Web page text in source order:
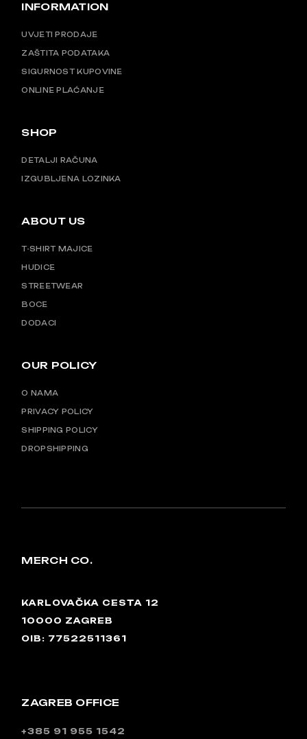
INFORMATION
UVJETI PRODAJE
ZAŠTITA PODATAKA
SIGURNOST KUPOVINE
ONLINE PLAĆANJE
SHOP
DETALJI RAČUNA
IZGUBLJENA LOZINKA
ABOUT US
T-SHIRT MAJICE
HUDICE
STREETWEAR
BOCE
DODACI
OUR POLICY
O NAMA
PRIVACY POLICY
SHIPPING POLICY
DROPSHIPPING
MERCH CO.
KARLOVAČKA CESTA 12
10000 ZAGREB
OIB: 77522511361
ZAGREB OFFICE
+385 91 955 1542